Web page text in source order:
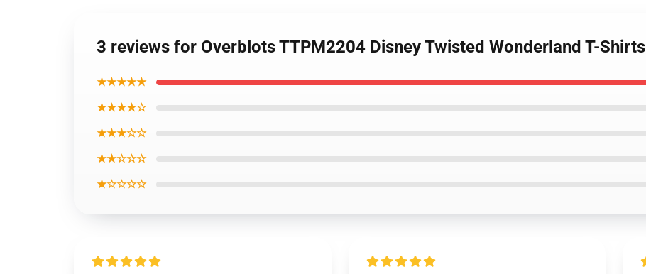
3 reviews for Overblots TTPM2204 Disney Twisted Wonderland T-Shirts
★★★★★
★★★★☆
★★★☆☆
★★☆☆☆
★☆☆☆☆